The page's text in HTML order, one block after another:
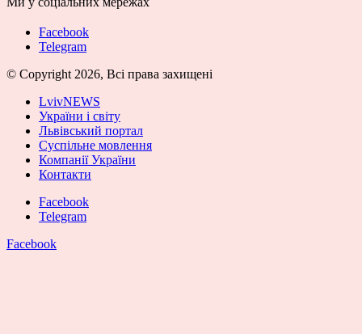
Facebook
Telegram
© Copyright 2026, Всі права захищені
LvivNEWS
України і світу
Львівський портал
Суспільне мовлення
Компанії України
Контакти
Facebook
Telegram
Facebook